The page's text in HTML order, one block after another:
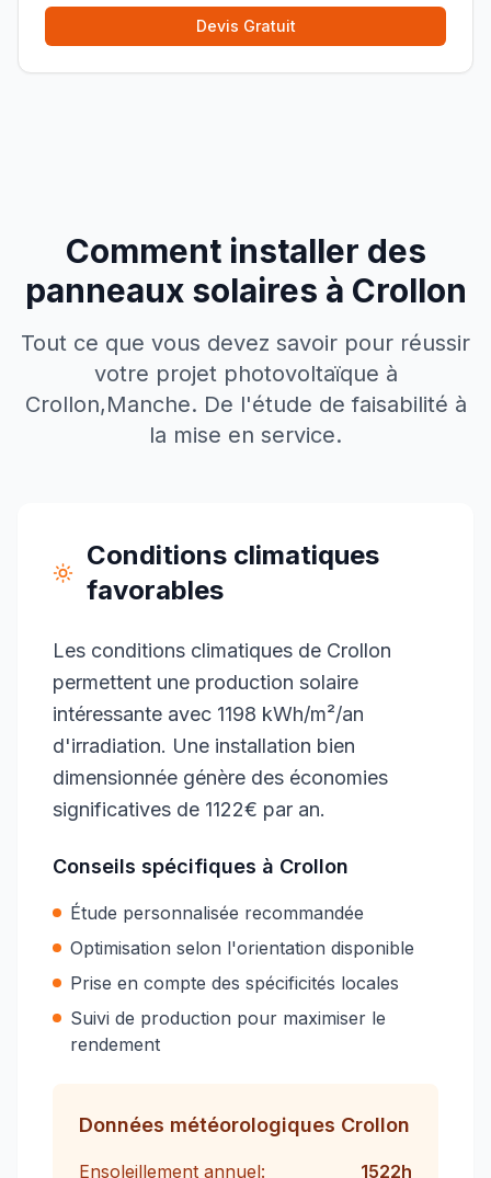
Devis Gratuit
Comment installer des
panneaux solaires à Crollon
Tout ce que vous devez savoir pour réussir
votre projet photovoltaïque à
Crollon,Manche. De l'étude de faisabilité à
la mise en service.
Conditions climatiques
favorables
Les conditions climatiques de Crollon
permettent une production solaire
intéressante avec 1198 kWh/m²/an
d'irradiation. Une installation bien
dimensionnée génère des économies
significatives de 1122€ par an.
Conseils spécifiques à Crollon
Étude personnalisée recommandée
Optimisation selon l'orientation disponible
Prise en compte des spécificités locales
Suivi de production pour maximiser le
rendement
Données météorologiques Crollon
Ensoleillement annuel: 1522h